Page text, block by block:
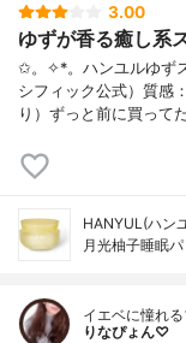
3.00
ゆずが香る癒し系
✩。✧*。ハンユルゆず
シフィック公式）質感
り）ずっと前に買って
HANYUL(ハン
月光柚子睡眠パ
イエベに憧れ
りなぴょん♡